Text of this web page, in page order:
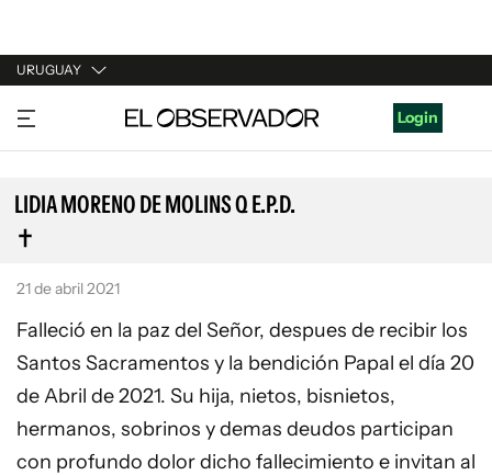
URUGUAY
URUGUAY
ARGENTINA
ESPAÑA
ESTADOS UNIDOS
Login
LIDIA MORENO DE MOLINS Q E.P.D.
21 de abril 2021
Falleció en la paz del Señor, despues de recibir los
Santos Sacramentos y la bendición Papal el día 20
de Abril de 2021. Su hija, nietos, bisnietos,
hermanos, sobrinos y demas deudos participan
con profundo dolor dicho fallecimiento e invitan al